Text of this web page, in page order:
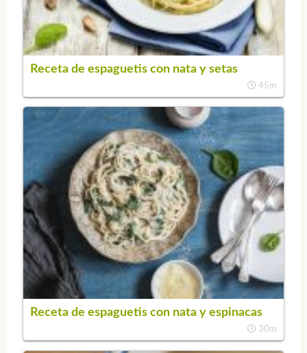
Receta de espaguetis con nata y setas
45m
Receta de espaguetis con nata y espinacas
30m